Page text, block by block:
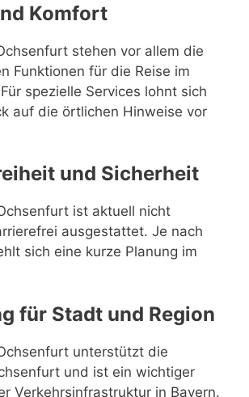
Komfort
stehen vor allem die
Funktionen für die Reise im
spezielle Services lohnt sich
auf die örtlichen Hinweise vor
und Sicherheit
ist aktuell nicht
ausgestattet. Je nach
sich eine kurze Planung im
für Stadt und Region
unterstützt die
und ist ein wichtiger
Verkehrsinfrastruktur in Bayern.